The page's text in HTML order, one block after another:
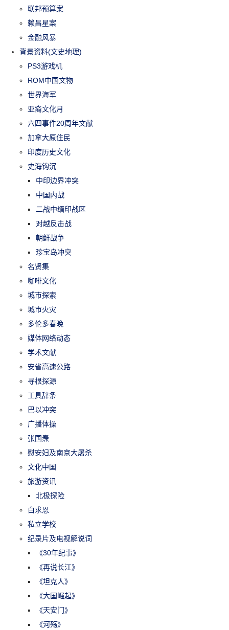
联邦预算案
赖昌星案
金融风暴
背景资料(文史地理)
PS3游戏机
ROM中国文物
世界海军
亚裔文化月
六四事件20周年文献
加拿大原住民
印度历史文化
史海钩沉
中印边界冲突
中国内战
二战中缅印战区
对越反击战
朝鲜战争
珍宝岛冲突
名贤集
咖啡文化
城市探索
城市火灾
多伦多春晚
媒体网络动态
学术文献
安省高速公路
寻根探源
工具辞条
巴以冲突
广播体操
张国焘
慰安妇及南京大屠杀
文化中国
旅游资讯
北极探险
白求恩
私立学校
纪录片及电视解说词
《30年纪事》
《再说长江》
《坦克人》
《大国崛起》
《天安门》
《河殇》